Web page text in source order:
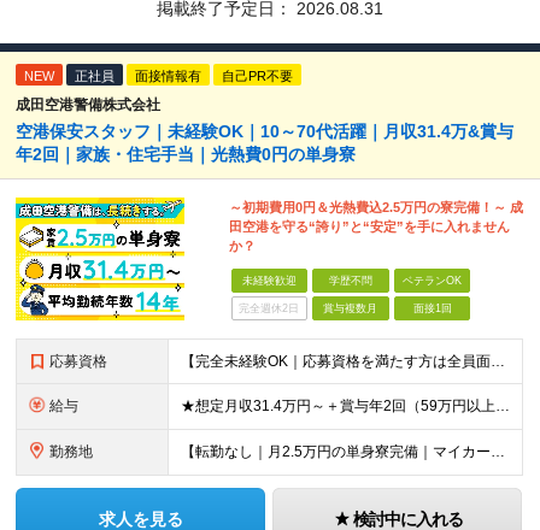
掲載終了予定日： 2026.08.31
NEW 正社員 面接情報有 自己PR不要
成田空港警備株式会社
空港保安スタッフ｜未経験OK｜10～70代活躍｜月収31.4万&賞与
年2回｜家族・住宅手当｜光熱費0円の単身寮
～初期費用0円＆光熱費込2.5万円の寮完備！～ 成
田空港を守る“誇り”と“安定”を手に入れません
か？
未経験歓迎 学歴不問 ベテランOK
完全週休2日 賞与複数月 面接1回
応募資格 【完全未経験OK｜応募資格を満たす方は全員面接！】 ◎学歴不問／前職不問／転職回数不問 ◎自動車免許・英語力なども一切不問 ◎58歳以下の方（長期のキャリア形成を図るため） ブランクがある方、正社員
給与 ★想定月収31.4万円～＋賞与年2回（59万円以上） ★入社お祝い金15万円支給 ★水道+光熱費無料の家賃がリーズナブルな社員寮(単身寮)あり！ 月給24万5000円以上(基本給21万1000円＋業
勤務地 【転勤なし｜月2.5万円の単身寮完備｜マイカー・バイク通勤OK】 成田空港または空港関連施設での勤務となります。 お住まいや希望を考慮し、千葉市美浜区・四街道市への配属となる場合もあります。 【本社
求人を見る 検討中に入れる